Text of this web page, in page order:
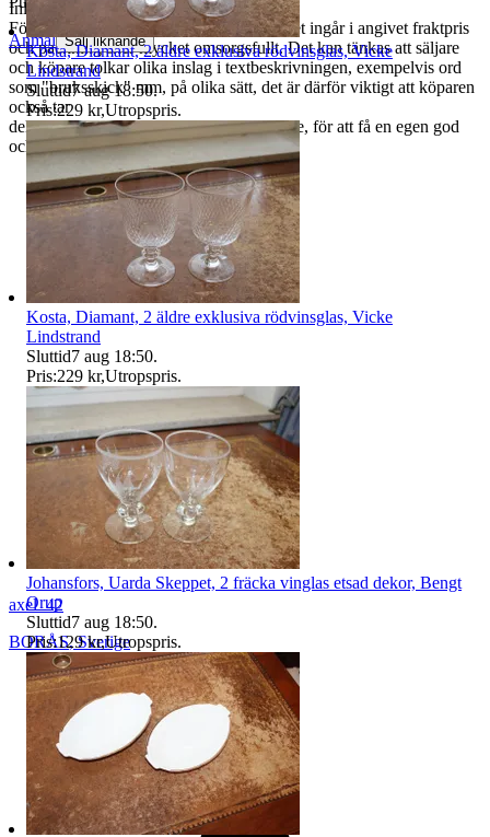
Inlagt 0523
Förpackningsmaterial för att skydda godset ingår i angivet fraktpris
och packning sker mycket omsorgsfullt. Det kan tänkas att säljare
och köpare tolkar olika inslag i textbeskrivningen, exempelvis ord
som "bruksskick" mm, på olika sätt, det är därför viktigt att köparen
också tar
del av bifogade bilder, gärna uppförstorade, för att få en egen god
och välgrundad bild av skicket.
Anmäl Sälj liknande
axel_42
BORÅS,Sverige
Kosta, Diamant, 2 äldre exklusiva rödvinsglas, Vicke
Lindstrand
Sluttid7 aug 18:50.
Pris:229 kr,Utropspris.
Kosta, Diamant, 2 äldre exklusiva rödvinsglas, Vicke
Lindstrand
Sluttid7 aug 18:50.
Pris:229 kr,Utropspris.
Johansfors, Uarda Skeppet, 2 fräcka vinglas etsad dekor, Bengt
Orup
Sluttid7 aug 18:50.
Pris:129 kr,Utropspris.